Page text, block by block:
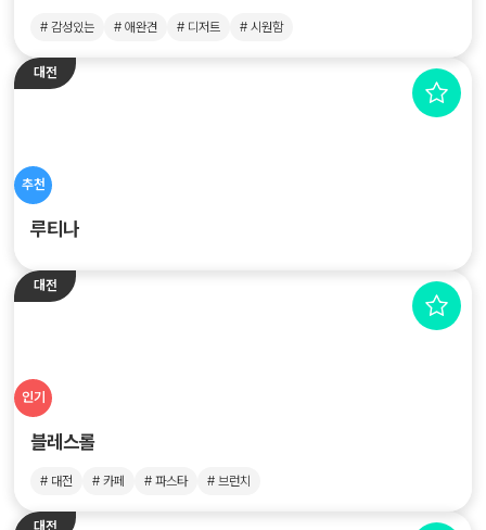
# 감성있는 # 애완견 # 디저트 # 시원함
대전
추천
루티나
대전
인기
블레스롤
# 대전 # 카페 # 파스타 # 브런치
대전